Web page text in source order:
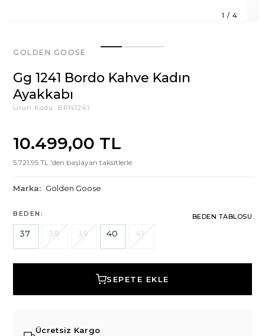
1 / 4
GOLDEN GOOSE
Gg 1241 Bordo Kahve Kadın
Ayakkabı
Ürün Kodu: BRN1241
10.499,00 TL
5.721,95 TL 'den başlayan taksitlerle
Marka: Golden Goose
BEDEN: BEDEN TABLOSU
37 38 39 40 41
SEPETE EKLE
Ücretsiz Kargo